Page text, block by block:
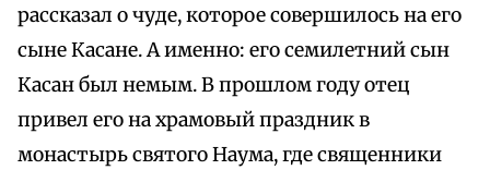
рассказал о чуде, которое совершилось на его
сыне Касане. А именно: его семилетний сын
Касан был немым. В прошлом году отец
привел его на храмовый праздник в
монастырь святого Наума, где священники